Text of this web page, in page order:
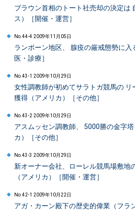
ブラウン首相のトート社売却の決定は
ス）［開催・運営］
No.44-4 2009年11月05日
ランボーン地区、 腺疫の厳戒態勢に入
医・診療］
No.43-1 2009年10月29日
女性調教師が初めてサラトガ競馬の リ
獲得（アメリカ）［その他］
No.43-2 2009年10月29日
アスムッセン調教師、 5000勝の金字
カ）［その他］
No.43-3 2009年10月29日
新オーナー会社、ローレル競馬場敷地
（アメリカ）［開催・運営］
No.42-1 2009年10月22日
アガ・カーン殿下の歴史的偉業（フラ